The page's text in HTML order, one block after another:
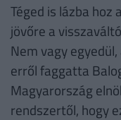
Téged is lázba
jövőre a
Nem vagy
erről faggatta
Magyarország
rendszertől, hogy